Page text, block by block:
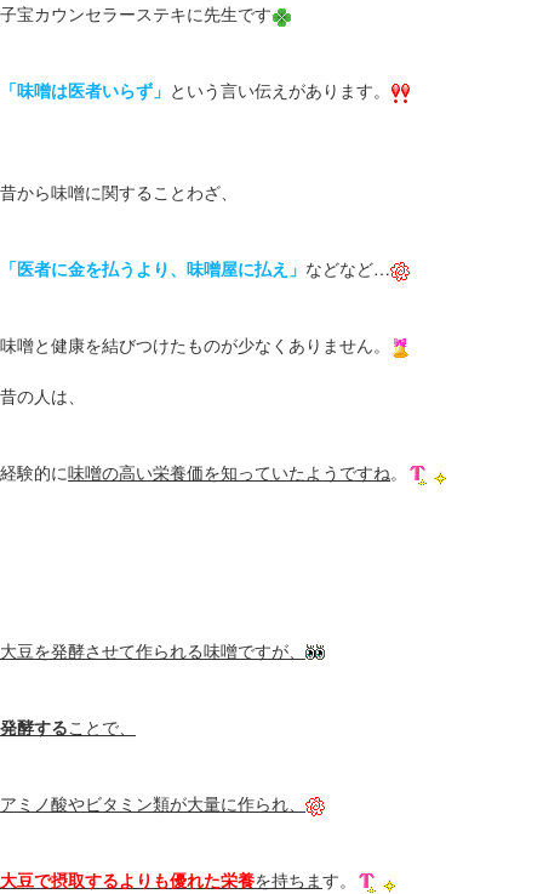
子宝カウンセラーステキに先生です
「味噌は医者いらず」 という言い伝えがあります。
昔から味噌に関することわざ、
「医者に金を払うより、味噌屋に払え」 などなど…
味噌と健康を結びつけたものが少なくありません。
昔の人は、
経験的に味噌の高い栄養価を知っていたようですね。
大豆を発酵させて作られる味噌ですが、
発酵することで、
アミノ酸やビタミン類が大量に作られ、
大豆で摂取するよりも優れた栄養を持ちます。